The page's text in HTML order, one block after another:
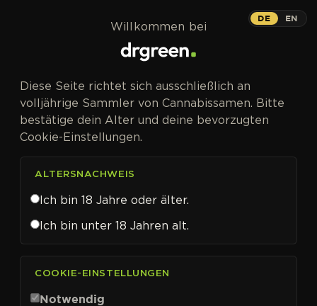
CANNABISSAMEN VON WHITE LABEL SEED COMPANY
KAUFEN
White Label Seed
Company
Sortieren nach
DE EN
Willkommen bei
Diese Seite richtet sich ausschließlich an
volljährige Sammler von Cannabissamen. Bitte
bestätige dein Alter und deine bevorzugten
Cookie-Einstellungen.
ALTERSNACHWEIS
Ich bin 18 Jahre oder älter.
Ich bin unter 18 Jahren alt.
COOKIE-EINSTELLUNGEN
Notwendig